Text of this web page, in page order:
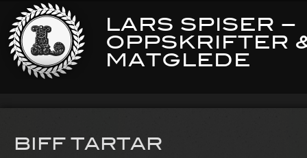
LARS SPISER –
OPPSKRIFTER
MATGLEDE
BIFF TARTAR